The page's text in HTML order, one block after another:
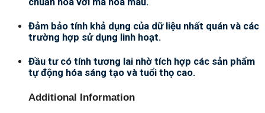
Đảm bảo tính khả dụng của dữ liệu nhất quán và các
trường hợp sử dụng linh hoạt.
Đầu tư có tính tương lai nhờ tích hợp các sản phẩm
tự động hóa sáng tạo và tuổi thọ cao.
Additional Information